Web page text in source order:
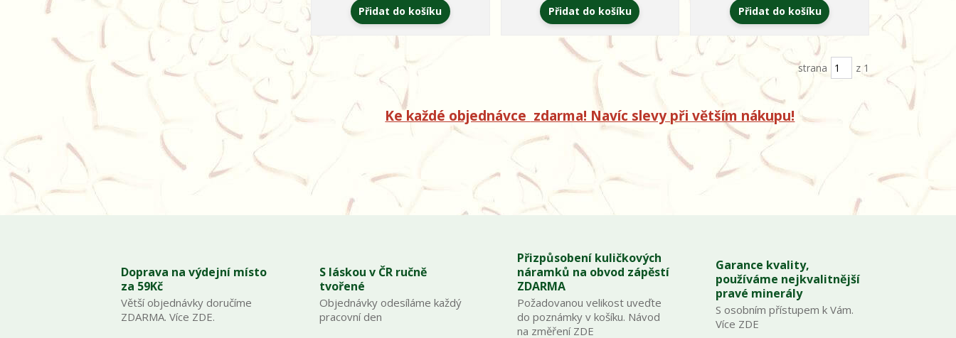
Přidat do košíku Přidat do košíku Přidat do košíku
strana z 1
Ke každé objednávce zdarma! Navíc slevy při větším nákupu!
Doprava na výdejní místo
za 59Kč
Větší objednávky doručíme
ZDARMA. Více ZDE.
S láskou v ČR ručně
tvořené
Objednávky odesíláme každý
pracovní den
Přizpůsobení kuličkových
náramků na obvod zápěstí
ZDARMA
Požadovanou velikost uveďte
do poznámky v košíku. Návod
na změření ZDE
Garance kvality,
používáme nejkvalitnější
pravé minerály
S osobním přístupem k Vám.
Více ZDE